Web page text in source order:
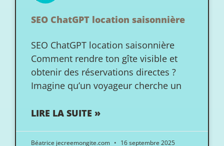
SEO ChatGPT location saisonnière
SEO ChatGPT location saisonnière
Comment rendre ton gîte visible et
obtenir des réservations directes ?
Imagine qu’un voyageur cherche un
LIRE LA SUITE »
Béatrice jecreemongite.com 16 septembre 2025